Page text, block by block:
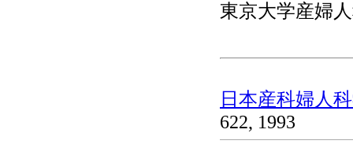
東京大学産婦
日本産科婦人
622, 1993